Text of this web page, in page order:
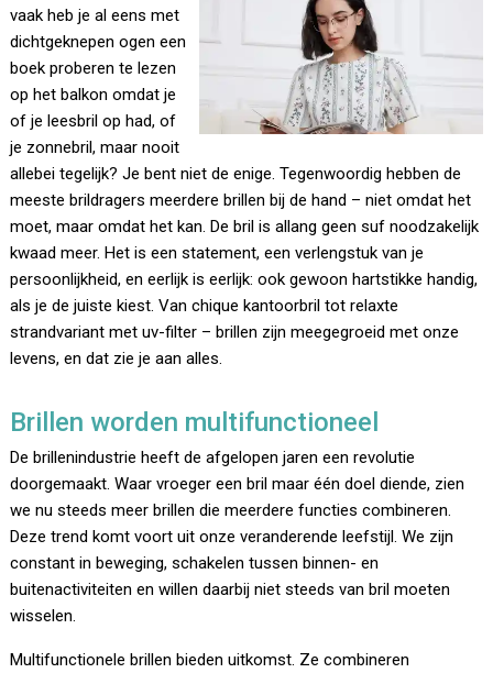
vaak heb je al eens met
dichtgeknepen ogen een
boek proberen te lezen
op het balkon omdat je
of je leesbril op had, of
je zonnebril, maar nooit
allebei tegelijk? Je bent niet de enige. Tegenwoordig hebben de
meeste brildragers meerdere brillen bij de hand – niet omdat het
moet, maar omdat het kan. De bril is allang geen suf noodzakelijk
kwaad meer. Het is een statement, een verlengstuk van je
persoonlijkheid, en eerlijk is eerlijk: ook gewoon hartstikke handig,
als je de juiste kiest. Van chique kantoorbril tot relaxte
strandvariant met uv-filter – brillen zijn meegegroeid met onze
levens, en dat zie je aan alles.
Brillen worden multifunctioneel
De brillenindustrie heeft de afgelopen jaren een revolutie
doorgemaakt. Waar vroeger een bril maar één doel diende, zien
we nu steeds meer brillen die meerdere functies combineren.
Deze trend komt voort uit onze veranderende leefstijl. We zijn
constant in beweging, schakelen tussen binnen- en
buitenactiviteiten en willen daarbij niet steeds van bril moeten
wisselen.
Multifunctionele brillen bieden uitkomst. Ze combineren